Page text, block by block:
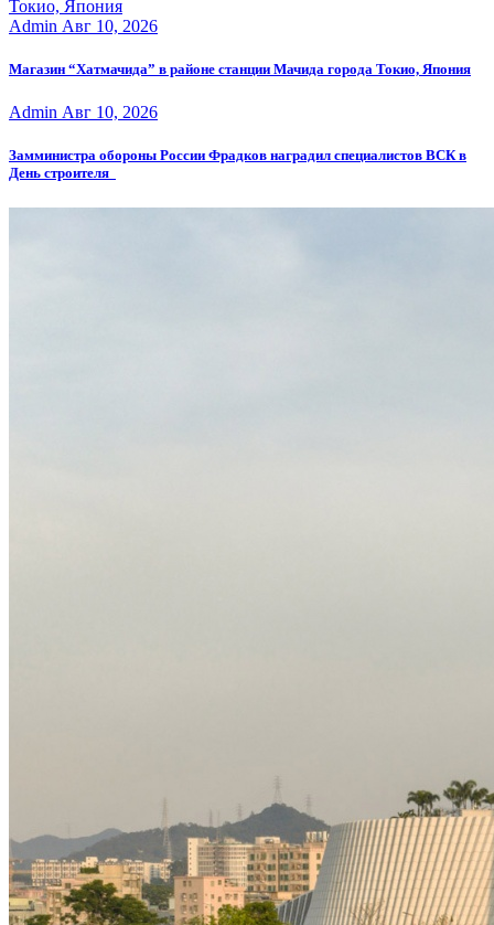
Admin Авг 10, 2026
Магазин “Хатмачида” в районе станции Мачида города Токио, Япония
Admin Авг 10, 2026
Замминистра обороны России Фрадков наградил специалистов ВСК в
День строителя